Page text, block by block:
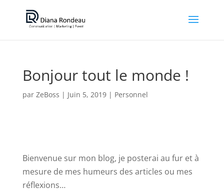
Bonjour tout le monde !
par ZeBoss | Juin 5, 2019| Personnel
Bienvenue sur mon blog, je posterai au fur et à
mesure de mes humeurs des articles ou mes
réflexions…